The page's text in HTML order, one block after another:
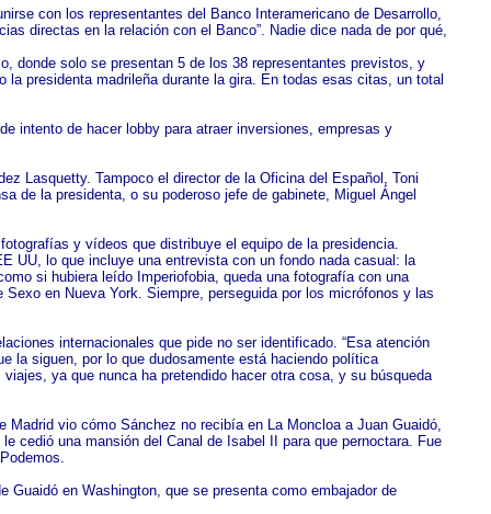
con los representantes del Banco Interamericano de Desarrollo,
directas en la relación con el Banco”. Nadie dice nada de por qué,
donde solo se presentan 5 de los 38 representantes previstos, y
presidenta madrileña durante la gira. En todas esas citas, un total
intento de hacer lobby para atraer inversiones, empresas y
Lasquetty. Tampoco el director de la Oficina del Español, Toni
de la presidenta, o su poderoso jefe de gabinete, Miguel Ángel
y vídeos que distribuye el equipo de la presidencia.
UU, lo que incluye una entrevista con un fondo nada casual: la
si hubiera leído Imperiofobia, queda una fotografía con una
en Nueva York. Siempre, perseguida por los micrófonos y las
internacionales que pide no ser identificado. “Esa atención
la siguen, por lo que dudosamente está haciendo política
ya que nunca ha pretendido hacer otra cosa, y su búsqueda
vio cómo Sánchez no recibía en La Moncloa a Juan Guaidó,
cedió una mansión del Canal de Isabel II para que pernoctara. Fue
en Washington, que se presenta como embajador de